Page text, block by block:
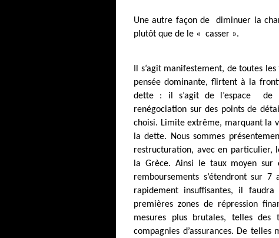
Une autre façon de
diminuer la
plutôt que de le « casser ».
Il s’agit manifestement, de toutes
pensée dominante, flirtent à la
dette : il s’agit de l’espace
de
renégociation sur des points de
choisi. Limite extrême, marquant la
la dette. Nous sommes
restructuration, avec en particulier,
la Grèce. Ainsi le taux moyen
remboursements s’étendront sur
rapidement insuffisantes, il
premières zones de répression
mesures plus brutales, telles
compagnies d’assurances. De